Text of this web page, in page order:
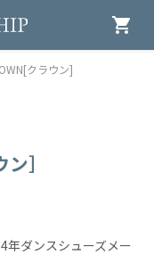
shopping_cart
クラウン]
ン］
年ダンスシューズメー